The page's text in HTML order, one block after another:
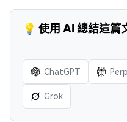
💡 使用 AI 總結這篇
ChatGPT
Grok